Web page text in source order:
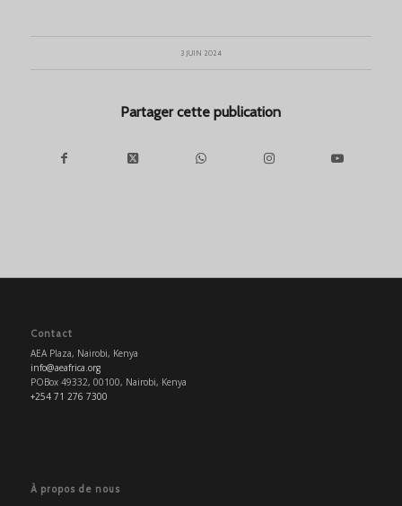
3 JUIN 2024
Partager cette publication
Contact
AEA Plaza, Nairobi, Kenya
info@aeafrica.org
POBox 49332, 00100, Nairobi, Kenya
+254 71 276 7300
À propos de nous